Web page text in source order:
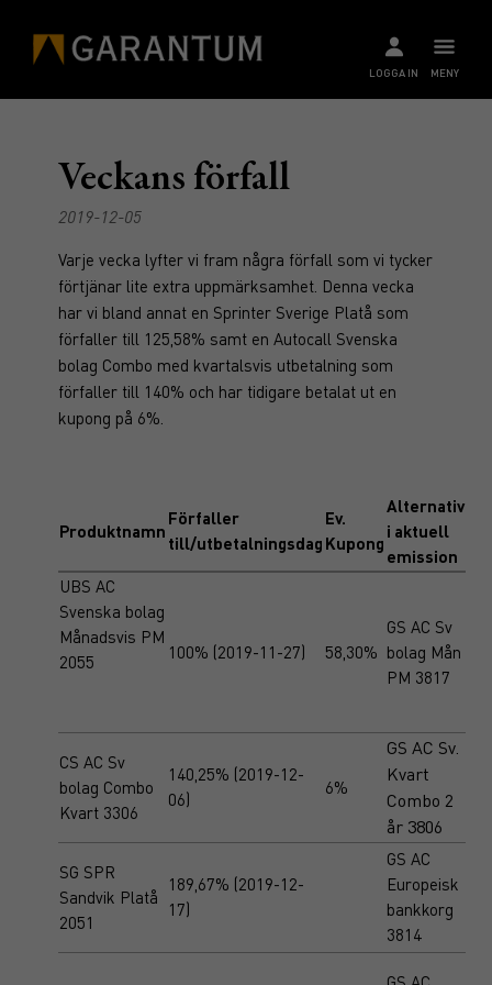
MENY
LOGGA IN
Veckans förfall
2019-12-05
Varje vecka lyfter vi fram några förfall som vi tycker
förtjänar lite extra uppmärksamhet. Denna vecka
har vi bland annat en Sprinter Sverige Platå som
förfaller till 125,58% samt en Autocall Svenska
bolag Combo med kvartalsvis utbetalning som
förfaller till 140% och har tidigare betalat ut en
kupong på 6%.
Produktnamn
Förfaller
till/utbetalningsdag
Ev.
Kupong
Alternativ
i aktuell
emission
UBS AC
Svenska bolag
Månadsvis PM
2055
100% (2019-11-27) 58,30%
GS AC Sv
bolag Mån
PM 3817
CS AC Sv
bolag Combo
Kvart 3306
140,25% (2019-12-
06)
6%
GS AC Sv.
Kvart
Combo 2
år 3806
SG SPR
Sandvik Platå
2051
189,67% (2019-12-
17)
GS AC
Europeisk
bankkorg
3814